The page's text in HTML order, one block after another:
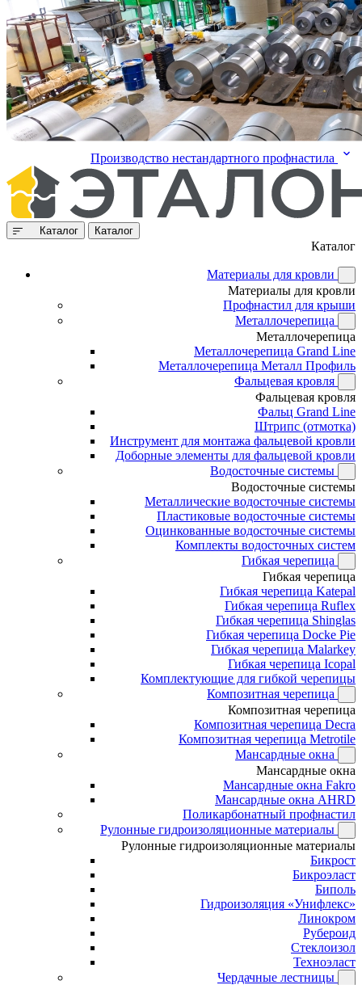
Производство нестандартного профнастила
Каталог Каталог
Каталог
Материалы для кровли
Материалы для кровли
Профнастил для крыши
Металлочерепица
Металлочерепица
Металлочерепица Grand Line
Металлочерепица Металл Профиль
Фальцевая кровля
Фальцевая кровля
Фальц Grand Line
Штрипс (отмотка)
Инструмент для монтажа фальцевой кровли
Доборные элементы для фальцевой кровли
Водосточные системы
Водосточные системы
Металлические водосточные системы
Пластиковые водосточные системы
Оцинкованные водосточные системы
Комплекты водосточных систем
Гибкая черепица
Гибкая черепица
Гибкая черепица Katepal
Гибкая черепица Ruflex
Гибкая черепица Shinglas
Гибкая черепица Docke Pie
Гибкая черепица Malarkey
Гибкая черепица Icopal
Комплектующие для гибкой черепицы
Композитная черепица
Композитная черепица
Композитная черепица Decra
Композитная черепица Metrotile
Мансардные окна
Мансардные окна
Мансардные окна Fakro
Мансардные окна AHRD
Поликарбонатный профнастил
Рулонные гидроизоляционные материалы
Рулонные гидроизоляционные материалы
Бикрост
Бикроэласт
Биполь
Гидроизоляция «Унифлекс»
Линокром
Рубероид
Стеклоизол
Техноэласт
Чердачные лестницы